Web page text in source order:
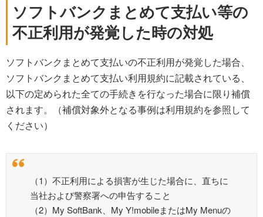
ソフトバンクまとめて支払い等の
不正利用が発覚した時の対処
ソフトバンクまとめて支払いの不正利用が発覚した場合、
ソフトバンクまとめて支払い利用規約に記載されている、
以下の定められた全ての手続きを行なった場合に限り補償
されます。（補償対象外となる事例は利用規約を参照して
ください）
（1）不正利用による損害が生じた場合に、直ちに
当社および警察署への申告すること
（2）My SoftBank、My Y!mobileまたはMy Menuの